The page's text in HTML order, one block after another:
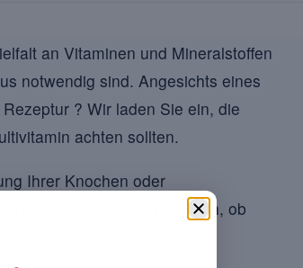
an Vitaminen und Mineralstoffen
notwendig sind. Angesichts eines
? Wir laden Sie ein, die
achten sollten.
Ihrer Knochen oder
Funktion. Fragen Sie sich, ob